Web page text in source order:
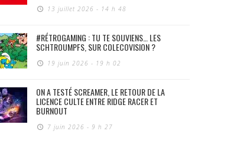
13 juillet 2026 - 14 h 48
#RÉTROGAMING : TU TE SOUVIENS… LES
SCHTROUMPFS, SUR COLECOVISION ?
19 juin 2026 - 19 h 02
ON A TESTÉ SCREAMER, LE RETOUR DE LA
LICENCE CULTE ENTRE RIDGE RACER ET
BURNOUT
7 juin 2026 - 9 h 27